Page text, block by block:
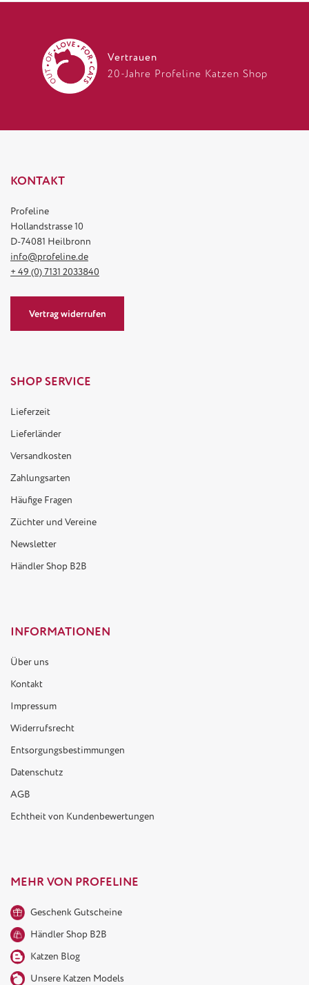
Vertrauen
20-Jahre Profeline Katzen Shop
KONTAKT
Profeline
Hollandstrasse 10
D-74081 Heilbronn
info@profeline.de
+ 49 (0) 7131 2033840
Vertrag widerrufen
SHOP SERVICE
Lieferzeit
Lieferländer
Versandkosten
Zahlungsarten
Häufige Fragen
Züchter und Vereine
Newsletter
Händler Shop B2B
INFORMATIONEN
Über uns
Kontakt
Impressum
Widerrufsrecht
Entsorgungsbestimmungen
Datenschutz
AGB
Echtheit von Kundenbewertungen
MEHR VON PROFELINE
Geschenk Gutscheine
Händler Shop B2B
Katzen Blog
Unsere Katzen Models